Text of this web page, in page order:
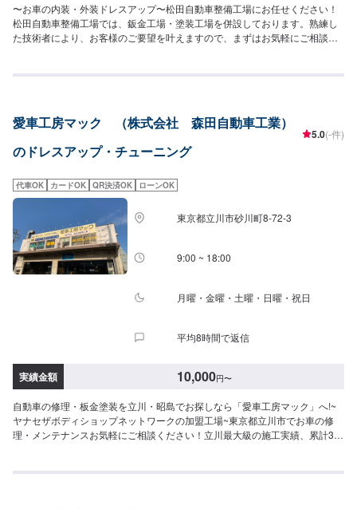
〜お車の内装・外装ドレスアップ〜松田自動車整備工場にお任せください！
松田自動車整備工場では、鈑金工場・塗装工場を併設しております。熟練し
た技術者により、お客様のご要望を叶えますので、まずはお気軽にご相談く
す。外のほこりや、空気中の余分な塗料の粒子の付着を防ぎ、より精度の高
リが付着するといったこともありません。【塗料へのこだわり】松田自動車
整備工場では、より美しい仕上がりを実現するために、ベンツ等の高級車に
使われるデュポンの自動車塗料を使用しております。デュポン社はグローバ
しサービスがございますので、ご希望の方はお申し付けください。※燃料代は
お客様負担となります。※状況により貸出できかねる場合がございます。【パ
ーツについて】パーツ持ち込み・販売可能！持ち込み希望の方▶️オファーに
てお車とパーツの詳細をお送りください。ご購入希望の方▶️オファーにて車
種情報をお送りください。
愛車工房マック （株式会社 森田自動車工業）
のドレスアップ・チューニング
5.0(-件)
代車OK カードOK QR決済OK ローンOK
東京都立川市砂川町8-72-3
9:00 ~ 18:00
月曜・金曜・土曜・日曜・祝日
平均8時間で返信
実績金額 10,000円〜
自動車の修理・板金塗装を立川・昭島でお探しなら「愛車工房マック」へ!~
ヤナセザボディショップネットワークの加盟工場~東京都立川市でお車の修
理・メンテナンスお気軽にご相談ください！立川最大級の施工実績、累計3万
塗装>✔️綺麗な仕上がりを期待したい✔️安心できる鈑金屋に頼みたい✔️丁寧な